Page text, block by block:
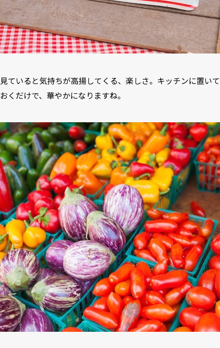
見ていると気持ちが高揚してくる、楽しさ。キッチンに置いて
おくだけで、華やかになりますね。